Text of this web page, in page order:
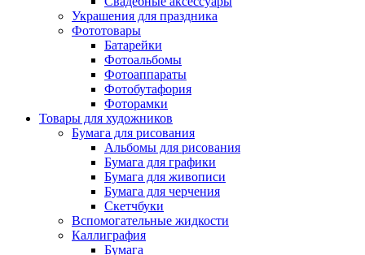
Украшения для праздника
Фототовары
Батарейки
Фотоальбомы
Фотоаппараты
Фотобутафория
Фоторамки
Товары для художников
Бумага для рисования
Альбомы для рисования
Бумага для графики
Бумага для живописи
Бумага для черчения
Скетчбуки
Вспомогательные жидкости
Каллиграфия
Бумага